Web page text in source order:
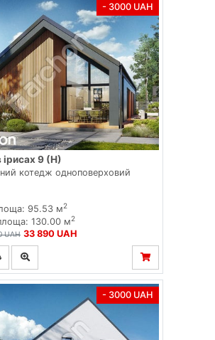
- 3000 UAH
ірисах 9 (Н)
котедж одноповерховий
95.53 м2
130.00 м2
UAH 33 890 UAH
- 3000 UAH